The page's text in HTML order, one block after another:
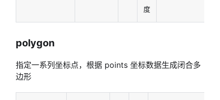
度
polygon
指定一系列坐标点，根据 points 坐标数据生成闭合多
边形